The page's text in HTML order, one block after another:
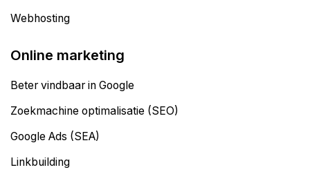
Webhosting
Online marketing
Beter vindbaar in Google
Zoekmachine optimalisatie (SEO)
Google Ads (SEA)
Linkbuilding